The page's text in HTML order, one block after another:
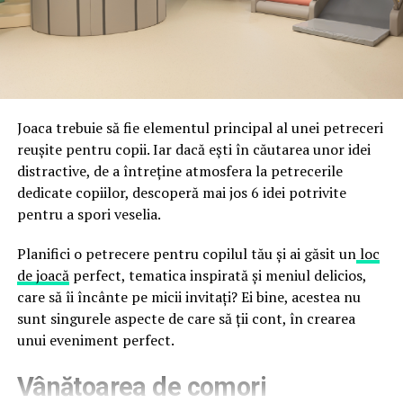
împreună, nu în tensiune una cu cealaltă, pe toată
durata de viață a amenajării, indiferent de câte sezoane
Directoratul Național de Securitate Cibernetică (DNSC)
financiare. Instituția recomandă verificarea atentă a
sursei mesajelor și raportarea incidentelor la numărul
unic 1911.
Campaniile identificate în ultimele săptămâni folosesc
false de streaming, coduri QR malițioase și mesaje care
promit bilete, rambursări, premii sau acces gratuit la
meciuri. FBI a emis în luna mai un avertisment privind
site-urile care clonează platforma oficială prin
modificări minore ale denumirii domeniului, precum
a colecta date personale și bancare.
Joaca trebuie să fie elementul principal al unei petreceri
reușite pentru copii. Iar dacă ești în căutarea unor idei
distractive, de a întreține atmosfera la petrecerile
dedicate copiilor, descoperă mai jos 6 idei potrivite
pentru a spori veselia.
Planifici o petrecere pentru copilul tău și ai găsit unloc
de joacăperfect, tematica inspirată și meniul delicios,
care să îi încânte pe micii invitați? Ei bine, acestea nu
sunt singurele aspecte de care să ții cont, în crearea
unui eveniment perfect.
Vânătoarea de comori